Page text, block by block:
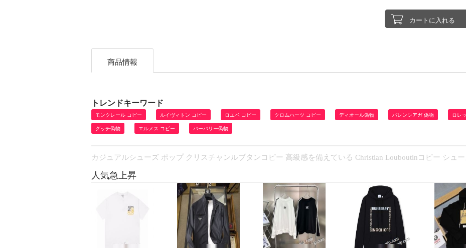
商品情報
トレンドキーワード
モンクレール コピー ルイヴィトン コピー ロエベ コピー クロムハーツ コピー ディオール偽物 バレンシアガ 偽物 ロレ
グッチ偽物 エルメス コピー バーバリー偽物
カジュアルシューズ ポップ クリスチャンルブタンコピー 高級感を備えている Christian Louboutinコピー シュー
人気急上昇